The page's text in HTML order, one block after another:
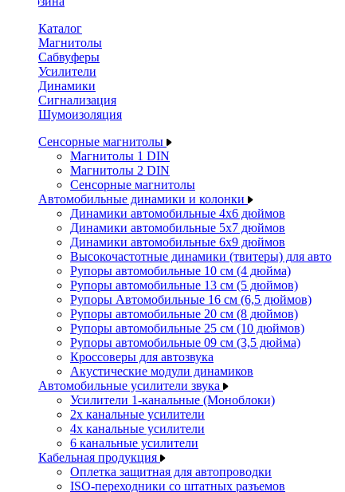
Каталог
Магнитолы
Сабвуферы
Усилители
Динамики
Сигнализация
Шумоизоляция
Сенсорные магнитолы
Магнитолы 1 DIN
Магнитолы 2 DIN
Сенсорные магнитолы
Автомобильные динамики и колонки
Динамики автомобильные 4x6 дюймов
Динамики автомобильные 5x7 дюймов
Динамики автомобильные 6x9 дюймов
Высокочастотные динамики (твитеры) для авто
Рупоры автомобильные 10 см (4 дюйма)
Рупоры автомобильные 13 см (5 дюймов)
Рупоры Автомобильные 16 см (6,5 дюймов)
Рупоры автомобильные 20 см (8 дюймов)
Рупоры автомобильные 25 см (10 дюймов)
Рупоры автомобильные 09 см (3,5 дюйма)
Кроссоверы для автозвука
Акустические модули динамиков
Автомобильные усилители звука
Усилители 1-канальные (Моноблоки)
2х канальные усилители
4х канальные усилители
6 канальные усилители
Кабельная продукция
Оплетка защитная для автопроводки
ISO-переходники со штатных разъемов